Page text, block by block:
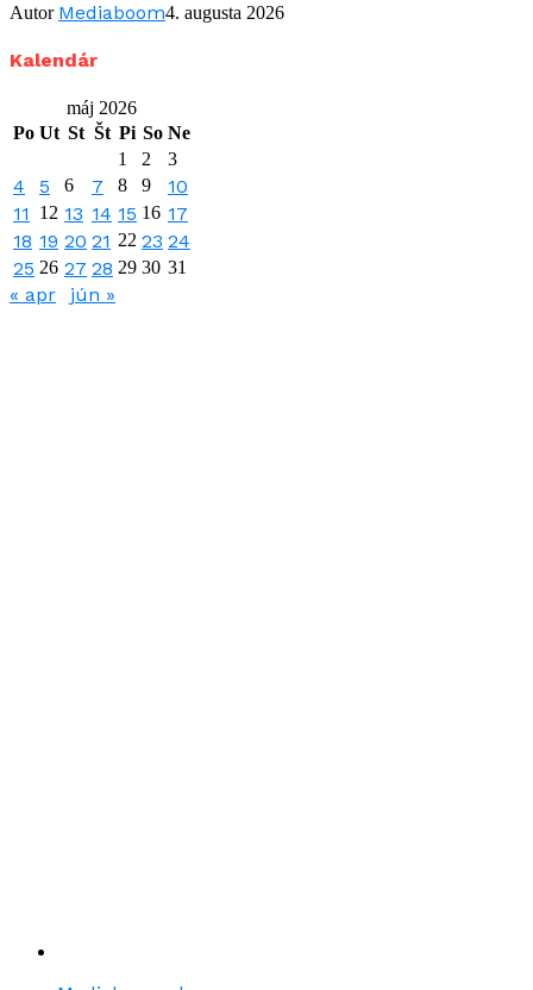
Autor Mediaboom4. augusta 2026
Kalendár
máj 2026
Po Ut St Št Pi So Ne
1
2 3
4 5 6 7 8 9
10
11
12 13 14 15 16 17
18 19 20 21 22 23 24
25 26 27 28 29 30 31
« apr jún »